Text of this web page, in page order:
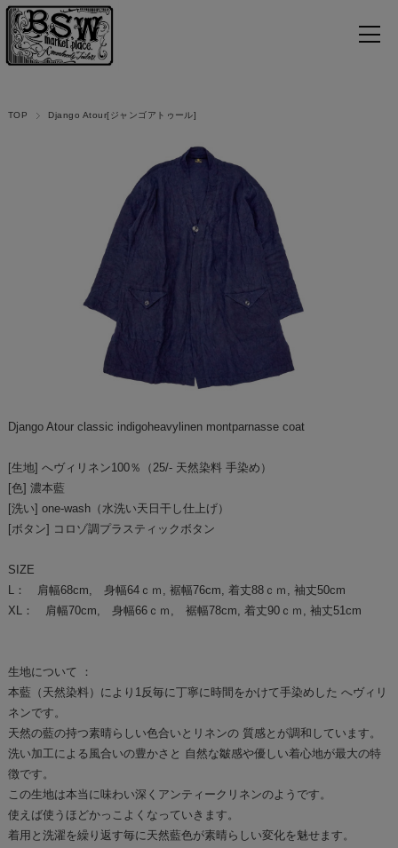
TOP Django Atour[ジャンゴアトゥール]
Django Atour classic indigoheavylinen montparnasse coat
[生地] へヴィリネン100％（25/- 天然染料 手染め）
[色] 濃本藍
[洗い] one-wash（水洗い天日干し仕上げ）
[ボタン] コロゾ調プラスティックボタン
SIZE
L： 肩幅68cm, 身幅64ｃｍ, 裾幅76cm, 着丈88ｃｍ, 袖丈50cm
XL： 肩幅70cm, 身幅66ｃｍ, 裾幅78cm, 着丈90ｃｍ, 袖丈51cm
生地について ：
本藍（天然染料）により1反毎に丁寧に時間をかけて手染めした へヴィリ
ネンです。
天然の藍の持つ素晴らしい色合いとリネンの 質感とが調和しています。
洗い加工による風合いの豊かさと 自然な皺感や優しい着心地が最大の特
徴です。
この生地は本当に味わい深くアンティークリネンのようです。
使えば使うほどかっこよくなっていきます。
着用と洗濯を繰り返す毎に天然藍色が素晴らしい変化を魅せます。